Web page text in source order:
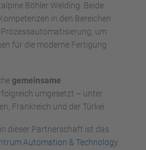
Böhler Welding. Beide
in den Bereichen
um
für die moderne Fertigung
gemeinsame
umgesetzt – unter
Frankreich und der Türkei.
dieser Partnerschaft ist das
Automation & Technology